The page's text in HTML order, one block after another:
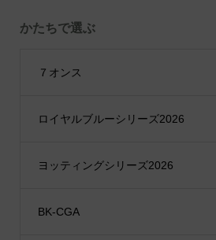
かたちで選ぶ
７オンス
ロイヤルブルーシリーズ2026
ヨッティングシリーズ2026
BK-CGA